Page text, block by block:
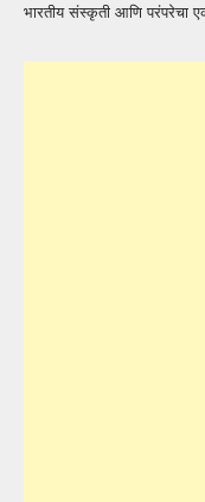
भारतीय संस्कृती आणि परंपरेचा